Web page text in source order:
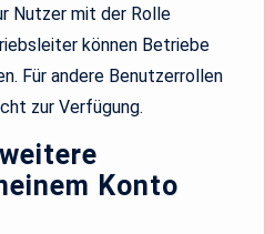
Nutzer mit der Rolle
können Betriebe
Für andere Benutzerrollen
zur Verfügung.
Konto